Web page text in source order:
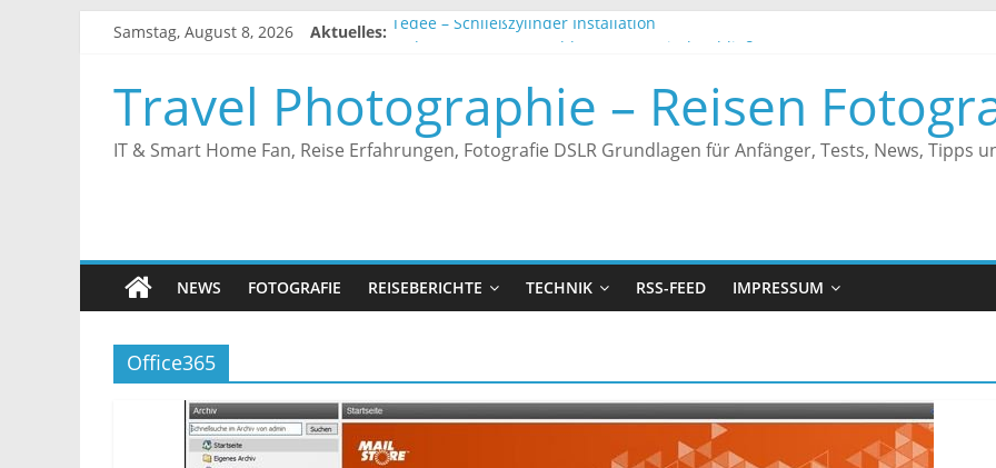
ZumSamstag, August 8, 2026 Aktuelles: Tedee – Schließzylinder Installation
Tedee – Smartes Türschloss an Alexa anbinden
Tedee – Erfahrungen
Travel Photographie – Reisen
IT & Smart Home Fan, Reise Erfahrungen, Fotografie DSLR Grundlagen für Anfänger, Tests, News, Tipps
NEWS FOTOGRAFIE REISEBERICHTE TECHNIK RSS-FEED IMPRESSUM
Office365